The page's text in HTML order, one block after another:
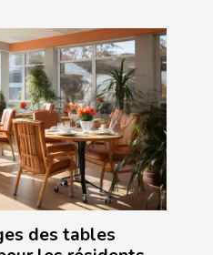
des tables